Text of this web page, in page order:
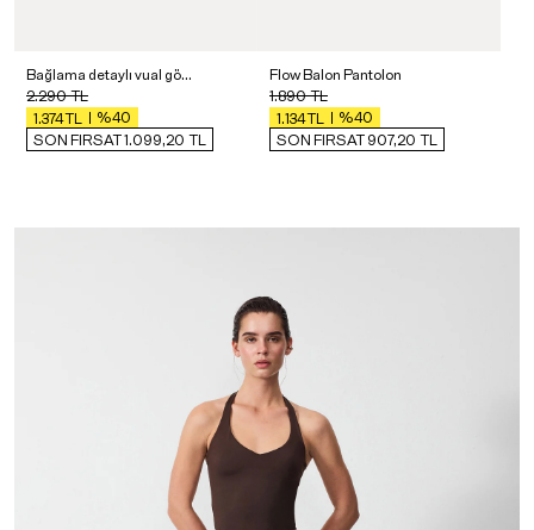
Bağlama detaylı vual gömlek
2.290TL
1.374TL
%40
SON FIRSAT 1.099,20
Flow Balon Pantolon
1.890TL
1.134TL
%40
SON FIRSAT 907,20